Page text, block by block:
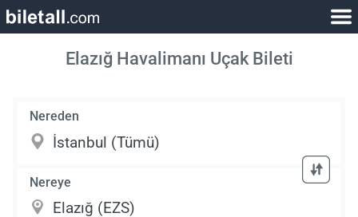
Elazığ Havalimanı Uçak Bileti
Nereden
Nereye